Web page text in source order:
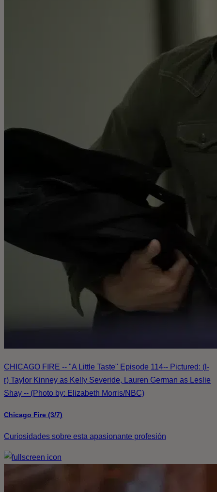
CHICAGO FIRE -- "A Little Taste" Episode 114-- Pictured: (l-
r) Taylor Kinney as Kelly Severide, Lauren German as Leslie
Shay -- (Photo by: Elizabeth Morris/NBC)
Chicago Fire (3/7)
Curiosidades sobre esta apasionante profesión